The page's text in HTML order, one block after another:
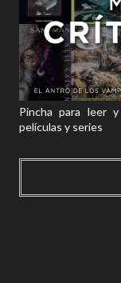
Pincha para leer
películas y series